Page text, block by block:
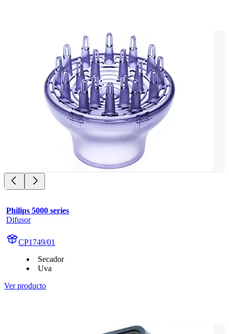
Philips 5000 series
Difusor
CP1749/01
Secador
Uva
Ver producto